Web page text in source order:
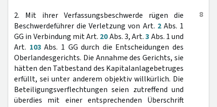
8
2. Mit ihrer Verfassungsbeschwerde rügen die
Beschwerdeführer die Verletzung von Art. 2Abs. 1
GG in Verbindung mit Art. 20Abs. 3, Art.3Abs. 1 und
Art. 103Abs. 1 GG durch die Entscheidungen des
Oberlandesgerichts. Die Annahme des Gerichts, sie
hätten den Tatbestand des Kapitalanlagebetruges
erfüllt, sei unter anderem objektiv willkürlich. Die
Beteiligungsverflechtungen seien zutreffend und
überdies mit einer entsprechenden Überschrift